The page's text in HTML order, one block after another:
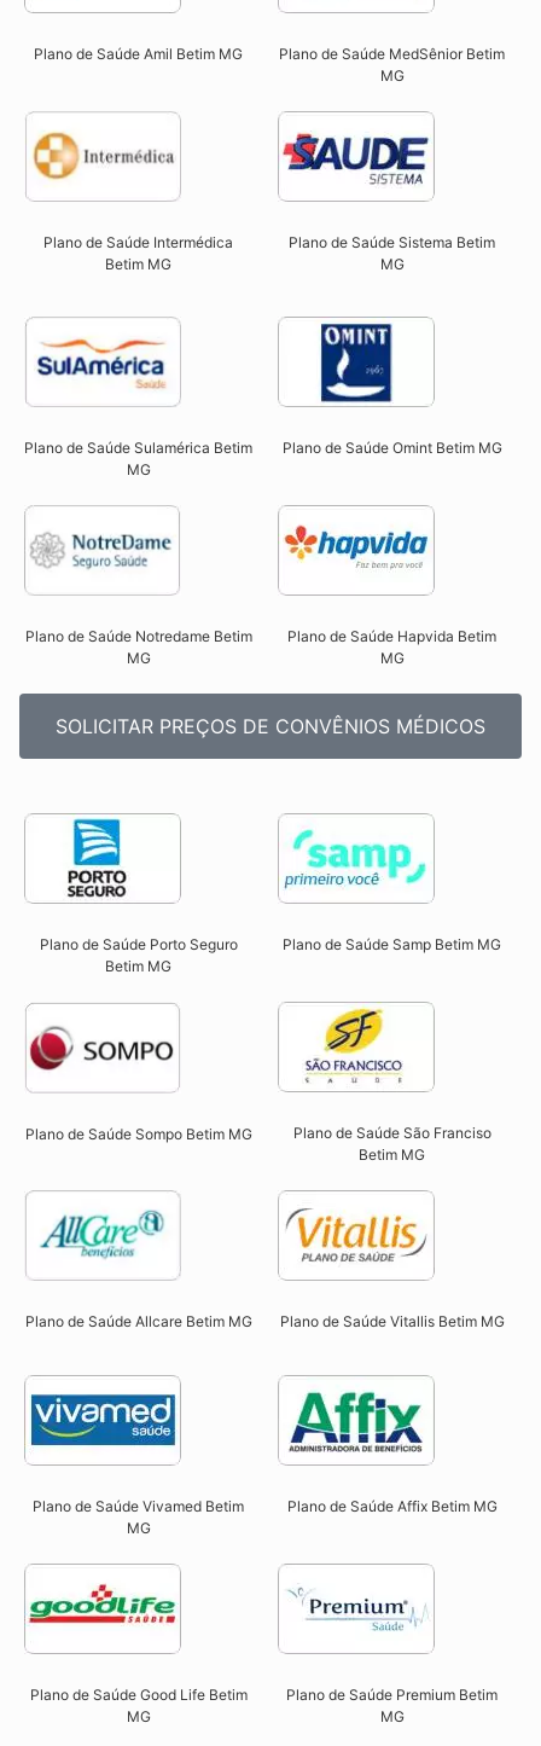
Plano de Saúde Amil Betim MG
Plano de Saúde MedSênior Betim
MG​
Plano de Saúde Intermédica
Betim MG
Plano de Saúde Sistema Betim
MG​
Plano de Saúde Sulamérica Betim
MG
Plano de Saúde Omint Betim MG​
Plano de Saúde Notredame Betim
MG​
Plano de Saúde Hapvida Betim
MG​
SOLICITAR PREÇOS DE CONVÊNIOS MÉDICOS
Plano de Saúde Porto Seguro
Betim MG​
Plano de Saúde Samp Betim MG​
Plano de Saúde Sompo Betim MG​
Plano de Saúde São Franciso
Betim MG​
Plano de Saúde Allcare Betim MG​ Plano de Saúde Vitallis Betim MG​
Plano de Saúde Vivamed Betim
MG​
Plano de Saúde Affix Betim MG​
Plano de Saúde Good Life Betim
MG
Plano de Saúde Premium Betim
MG​